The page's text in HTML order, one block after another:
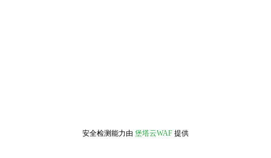
安全检测能力由 堡塔云WAF 提供